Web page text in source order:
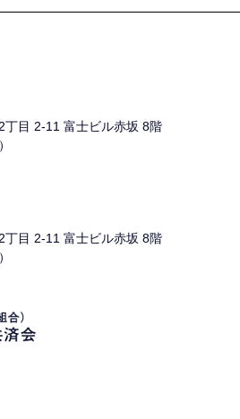
2丁目 2-11 富士ビル赤坂 8階
2丁目 2-11 富士ビル赤坂 8階